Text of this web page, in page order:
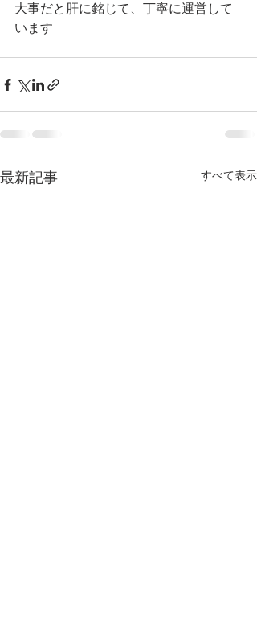
大事だと肝に銘じて、丁寧に運営して
います
最新記事 すべて表示